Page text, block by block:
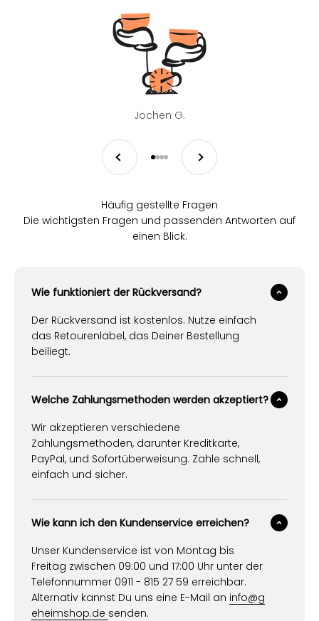
Jochen G.
Zurück
Gehe zu Element 1
Gehe zu Element 2
Gehe zu Element 3
Gehe zu Element 4
Vor
Häufig gestellte Fragen
Die wichtigsten Fragen und passenden Antworten auf
einen Blick.
Wie funktioniert der Rückversand?
Der Rückversand ist kostenlos. Nutze einfach
das Retourenlabel, das Deiner Bestellung
beiliegt.
Welche Zahlungsmethoden werden akzeptiert?
Wir akzeptieren verschiedene
Zahlungsmethoden, darunter Kreditkarte,
PayPal, und Sofortüberweisung. Zahle schnell,
einfach und sicher.
Wie kann ich den Kundenservice erreichen?
Unser Kundenservice ist von Montag bis
Freitag zwischen 09:00 und 17:00 Uhr unter der
Telefonnummer 0911 - 815 27 59 erreichbar.
Alternativ kannst Du uns eine E-Mail an info@g
eheimshop.de senden.